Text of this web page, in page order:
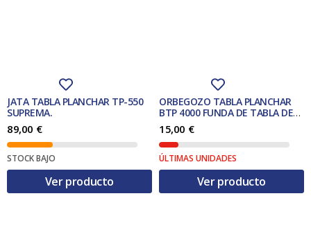
JATA TABLA PLANCHAR TP-550
SUPREMA.
89,00 €
STOCK BAJO
Ver producto
ORBEGOZO TABLA PLANCHAR
BTP 4000 FUNDA DE TABLA DE
PLANCHAR FUNDA ACOLCHADA
PARA TABLA DE PLANCHAR
ALGODIN MULTICOLOR
15,00 €
ÚLTIMAS UNIDADES
Ver producto